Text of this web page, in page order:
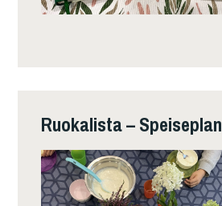
Ruokalista – Speiseplan